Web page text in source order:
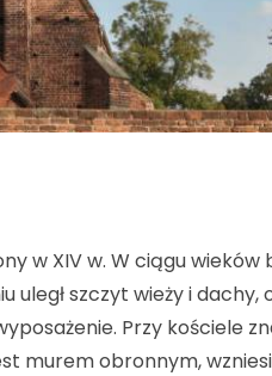
w XIV w. W ciągu wieków
uległ szczyt wieży i
Przy kościele
murem obronnym,